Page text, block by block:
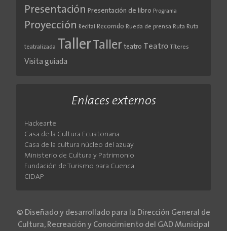
Presentación Presentación de libro Programa
Proyección Recital Recorrido Rueda de prensa Ruta Ruta
teatralizada Taller Taller teatro Teatro Títeres
Visita guiada
Enlaces externos
Hackearte
Casa de la Cultura Ecuatoriana
Casa de la cultura núcleo del azuay
Ministerio de Cultura y Patrimonio
Fundación de Turismo para Cuenca
CIDAP
© Diseñado y desarrollado para la Dirección General de
Cultura, Recreación y Conocimiento del GAD Municipal